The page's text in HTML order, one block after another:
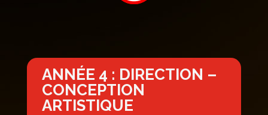
ANNÉE 4 : DIRECTION –
CONCEPTION
ARTISTIQUE